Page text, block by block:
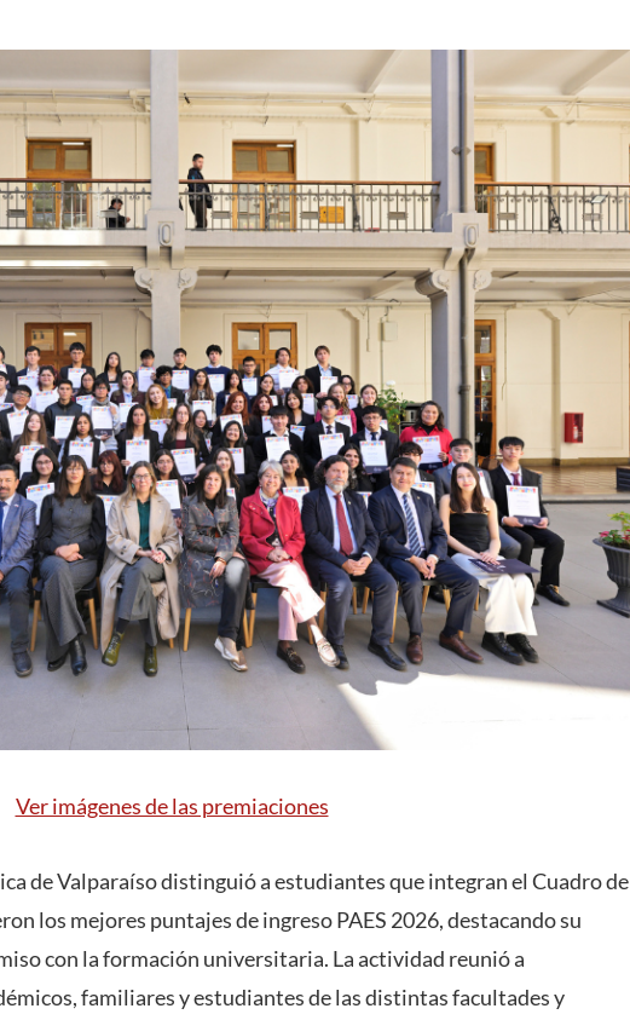
Ver imágenes de las premiaciones
de Valparaíso distinguió a estudiantes que integran el Cuadro de
los mejores puntajes de ingreso PAES 2026, destacando su
con la formación universitaria. La actividad reunió a
familiares y estudiantes de las distintas facultades y